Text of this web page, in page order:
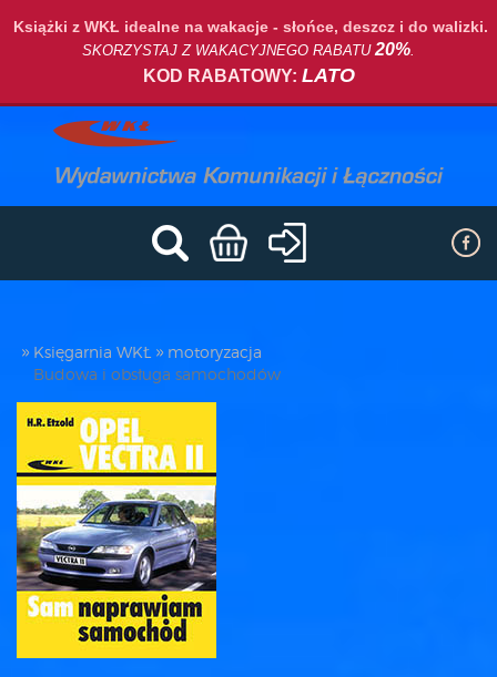
Książki z WKŁ idealne na wakacje - słońce, deszcz i do walizki.
SKORZYSTAJ Z WAKACYJNEGO RABATU20%.
KOD RABATOWY: LATO
Księgarnia WKŁ
motoryzacja
Budowa i obsługa samochodów